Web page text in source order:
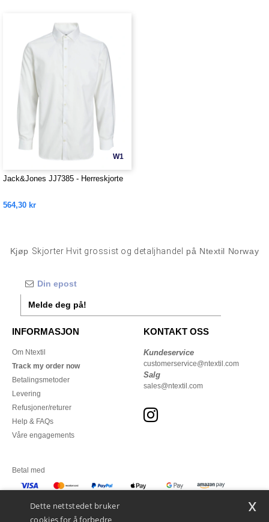
W1
Jack&Jones JJ7385 - Herreskjorte
564,30 kr
Kjøp Skjorter Hvit grossist og detaljhandel på Ntextil Norway
Melde deg på!
INFORMASJON
Om Ntextil
Track my order now
Betalingsmetoder
Levering
Refusjoner/returer
Help & FAQs
Våre engagements
KONTAKT OSS
Kundeservice
customerservice@ntextil.com
Salg
sales@ntextil.com
Betal med
Dette nettstedet bruker
cookies for å forbedre
x